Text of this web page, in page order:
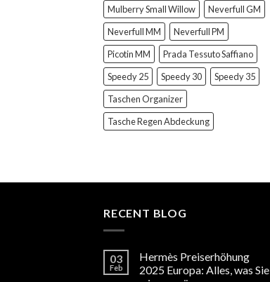
Mulberry Small Willow
Neverfull GM
Neverfull MM
Neverfull PM
Picotin MM
Prada Tessuto Saffiano
Speedy 25
Speedy 30
Speedy 35
Taschen Organizer
Tasche Regen Abdeckung
RECENT BLOG
03
Feb
Hermès Preiserhöhung
2025 Europa: Alles, was Sie